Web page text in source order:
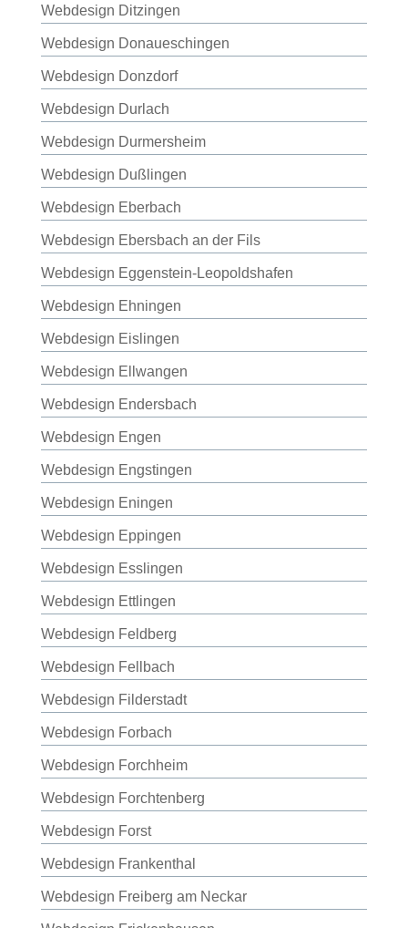
Webdesign Ditzingen
Webdesign Donaueschingen
Webdesign Donzdorf
Webdesign Durlach
Webdesign Durmersheim
Webdesign Dußlingen
Webdesign Eberbach
Webdesign Ebersbach an der Fils
Webdesign Eggenstein-Leopoldshafen
Webdesign Ehningen
Webdesign Eislingen
Webdesign Ellwangen
Webdesign Endersbach
Webdesign Engen
Webdesign Engstingen
Webdesign Eningen
Webdesign Eppingen
Webdesign Esslingen
Webdesign Ettlingen
Webdesign Feldberg
Webdesign Fellbach
Webdesign Filderstadt
Webdesign Forbach
Webdesign Forchheim
Webdesign Forchtenberg
Webdesign Forst
Webdesign Frankenthal
Webdesign Freiberg am Neckar